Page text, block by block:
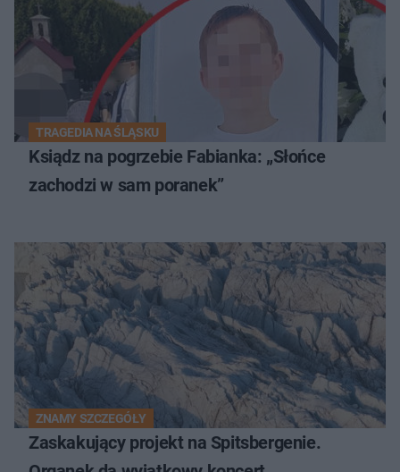
TRAGEDIA NA ŚLĄSKU
Ksiądz na pogrzebie Fabianka: „Słońce
zachodzi w sam poranek”
ZNAMY SZCZEGÓŁY
Zaskakujący projekt na Spitsbergenie.